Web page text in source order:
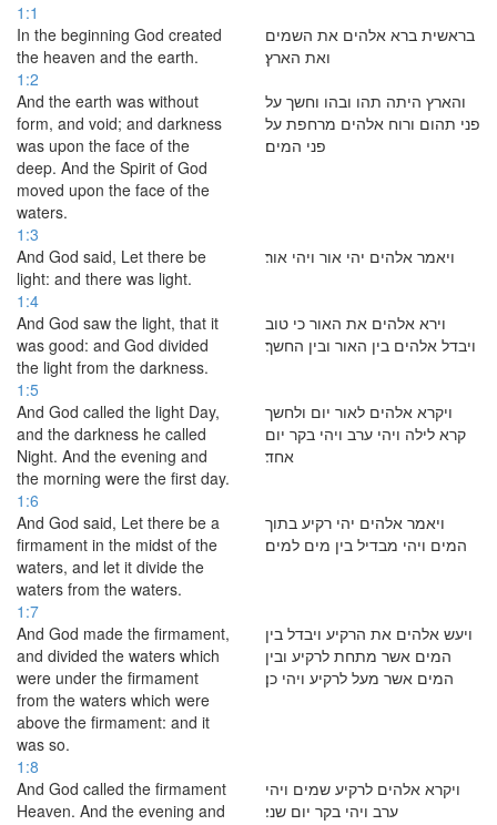
1:1
In the beginning God created
the heaven and the earth.
בראשית ברא אלהים את השמים
ואת הארץ׃
1:2
And the earth was without
form, and void; and darkness
was upon the face of the
deep. And the Spirit of God
moved upon the face of the
waters.
והארץ היתה תהו ובהו וחשך על
פני תהום ורוח אלהים מרחפת על
פני המים׃
1:3
And God said, Let there be
light: and there was light.
ויאמר אלהים יהי אור ויהי אור׃
1:4
And God saw the light, that it
was good: and God divided
the light from the darkness.
וירא אלהים את האור כי טוב
ויבדל אלהים בין האור ובין החשך׃
1:5
And God called the light Day,
and the darkness he called
Night. And the evening and
the morning were the first day.
ויקרא אלהים לאור יום ולחשך
קרא לילה ויהי ערב ויהי בקר יום
אחד׃
1:6
And God said, Let there be a
firmament in the midst of the
waters, and let it divide the
waters from the waters.
ויאמר אלהים יהי רקיע בתוך
המים ויהי מבדיל בין מים למים׃
1:7
And God made the firmament,
and divided the waters which
were under the firmament
from the waters which were
above the firmament: and it
was so.
ויעש אלהים את הרקיע ויבדל בין
המים אשר מתחת לרקיע ובין
המים אשר מעל לרקיע ויהי כן׃
1:8
And God called the firmament
Heaven. And the evening and
ויקרא אלהים לרקיע שמים ויהי
ערב ויהי בקר יום שני׃